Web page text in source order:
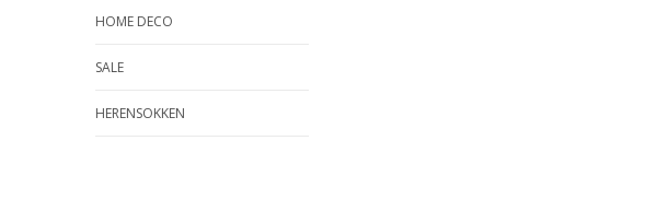
HOME DECO
SALE
HERENSOKKEN